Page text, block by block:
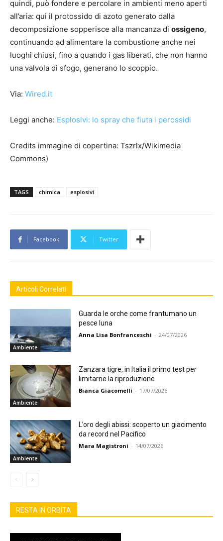
quindi, può fondere e percolare in ambienti meno aperti
all’aria: qui il protossido di azoto generato dalla
decomposizione sopperisce alla mancanza di ossigeno,
continuando ad alimentare la combustione anche nei
luoghi chiusi, fino a quando i gas liberati, che non hanno
una valvola di sfogo, generano lo scoppio.
Via: Wired.it
Leggi anche: Esplosivi: lo spray che fiuta i perossidi
Credits immagine di copertina: Tszrlx/Wikimedia
Commons)
TAGS chimica esplosivi
Facebook Twitter
Articoli Correlati
Ambiente
Guarda le orche come frantumano un
pesce luna
Anna Lisa Bonfranceschi - 24/07/2026
Ambiente
Zanzara tigre, in Italia il primo test per
limitarne la riproduzione
Bianca Giacomelli - 17/07/2026
Ambiente
L’oro degli abissi: scoperto un giacimento
da record nel Pacifico
Mara Magistroni - 14/07/2026
RESTA IN ORBITA